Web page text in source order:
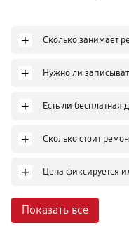
+ Сколько занимает
+ Нужно ли
+ Есть ли бесплатная
+ Сколько стоит
+ Цена фиксируется
Показать все